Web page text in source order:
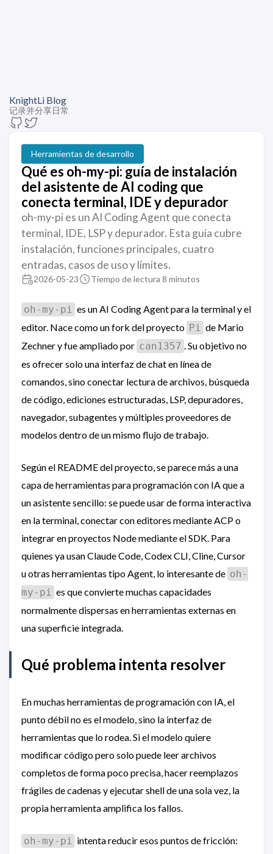
KnightLi Blog
记录并分享日常
Herramientas de desarrollo
Qué es oh-my-pi: guía de instalación
del asistente de AI coding que
conecta terminal, IDE y depurador
oh-my-pi es un AI Coding Agent que conecta
terminal, IDE, LSP y depurador. Esta guía cubre
instalación, funciones principales, cuatro
entradas, casos de uso y límites.
2026-05-23 Tiempo de lectura 8 minutos
oh-my-pi es un AI Coding Agent para la terminal y el
editor. Nace como un fork del proyecto Pi de Mario
Zechner y fue ampliado por can1357 . Su objetivo no
es ofrecer solo una interfaz de chat en línea de
comandos, sino conectar lectura de archivos, búsqueda
de código, ediciones estructuradas, LSP, depuradores,
navegador, subagentes y múltiples proveedores de
modelos dentro de un mismo flujo de trabajo.
Según el README del proyecto, se parece más a una
capa de herramientas para programación con IA que a
un asistente sencillo: se puede usar de forma interactiva
en la terminal, conectar con editores mediante ACP o
integrar en proyectos Node mediante el SDK. Para
quienes ya usan Claude Code, Codex CLI, Cline, Cursor
u otras herramientas tipo Agent, lo interesante de oh-
my-pi es que convierte muchas capacidades
normalmente dispersas en herramientas externas en
una superficie integrada.
Qué problema intenta resolver
En muchas herramientas de programación con IA, el
punto débil no es el modelo, sino la interfaz de
herramientas que lo rodea. Si el modelo quiere
modificar código pero solo puede leer archivos
completos de forma poco precisa, hacer reemplazos
frágiles de cadenas y ejecutar shell de una sola vez, la
propia herramienta amplifica los fallos.
oh-my-pi intenta reducir esos puntos de fricción: